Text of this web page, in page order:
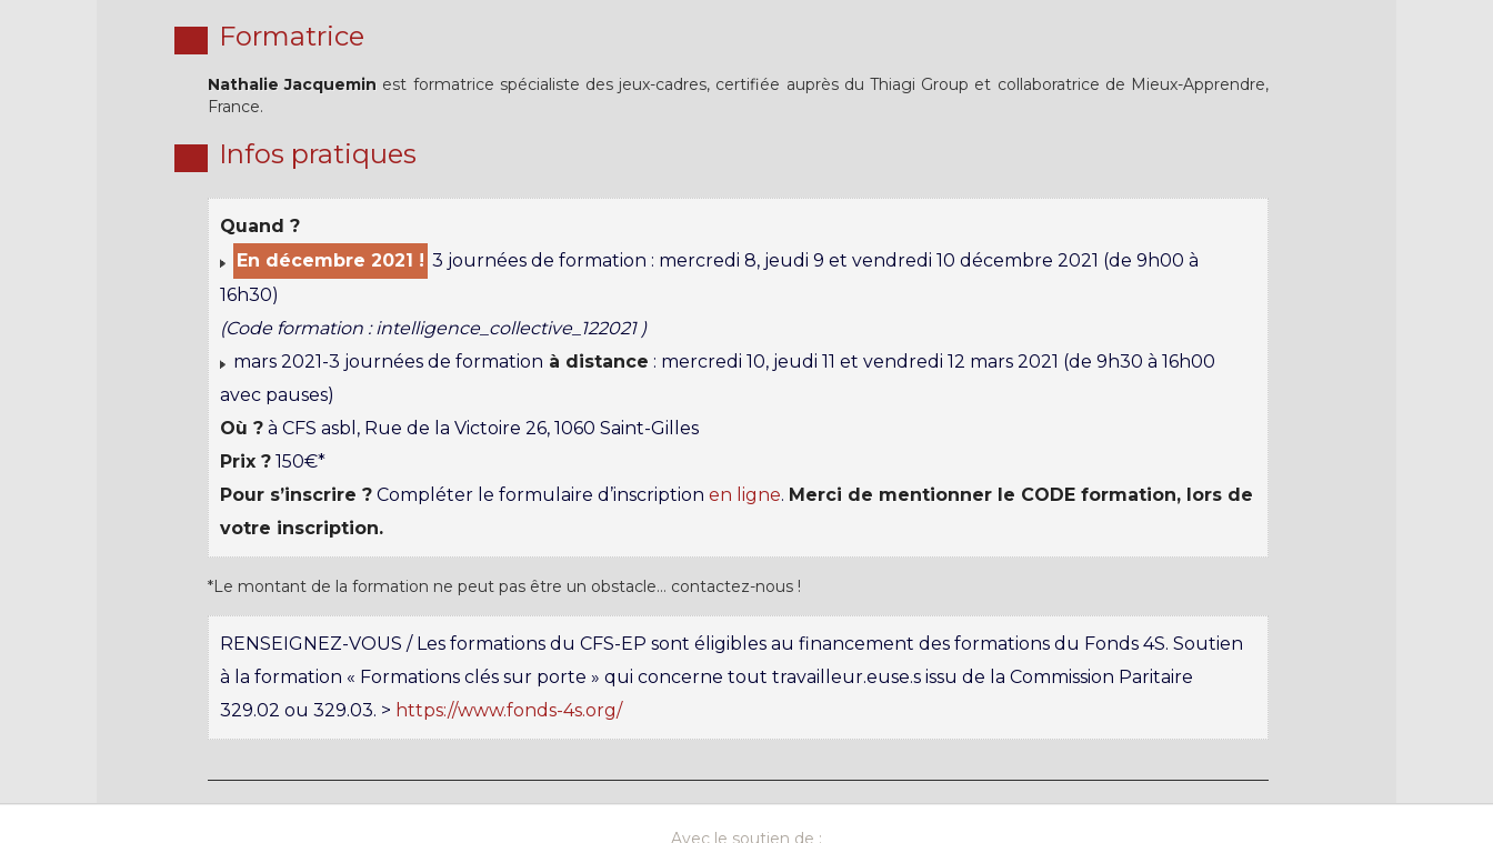
Formatrice
Nathalie Jacquemin est formatrice spécialiste des jeux-cadres, certifiée auprès du Thiagi Group et collaboratrice de Mieux-Apprendre,
France.
Infos pratiques
Quand ?
En décembre 2021 ! 3 journées de formation : mercredi 8, jeudi 9 et vendredi 10 décembre 2021 (de 9h00 à
16h30)
(Code formation : intelligence_collective_122021 )
mars 2021-3 journées de formation à distance : mercredi 10, jeudi 11 et vendredi 12 mars 2021 (de 9h30 à 16h00
avec pauses)
Où ? à CFS asbl, Rue de la Victoire 26, 1060 Saint-Gilles
Prix ? 150€*
Pour s’inscrire ? Compléter le formulaire d’inscription en ligne. Merci de mentionner le CODE formation, lors de
votre inscription.
*Le montant de la formation ne peut pas être un obstacle… contactez-nous !
RENSEIGNEZ-VOUS / Les formations du CFS-EP sont éligibles au financement des formations du Fonds 4S. Soutien
à la formation « Formations clés sur porte » qui concerne tout travailleur.euse.s issu de la Commission Paritaire
329.02 ou 329.03. > https://www.fonds-4s.org/
Avec le soutien de :